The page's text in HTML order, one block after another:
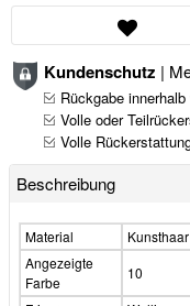
Kundenschutz |
Rückgabe
Volle oder
Volle
Beschreibung
Material
Kunsthaar
Angezeigte
Farbe
10